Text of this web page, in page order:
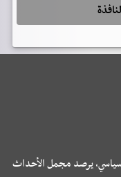
يرصد مجمل الأحداث